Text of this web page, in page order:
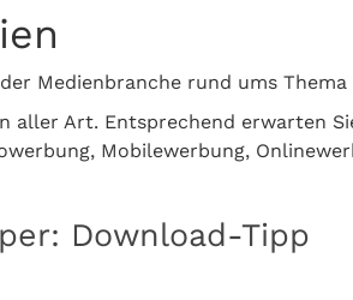
Medienbranche rund ums Thema
Art. Entsprechend erwarten
Mobilewerbung,
Download-Tipp